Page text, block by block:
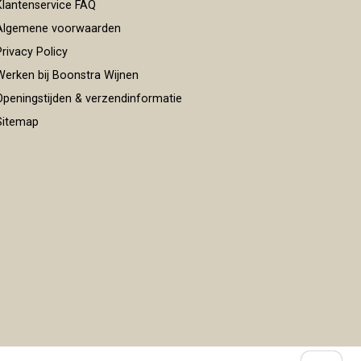
FAQ
voorwaarden
Policy
bij Boonstra Wijnen
& verzendinformatie